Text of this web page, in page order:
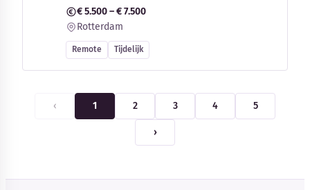
€ 5.500 – € 7.500
Rotterdam
Remote Tijdelijk
‹ 1 2 3 4 5
›